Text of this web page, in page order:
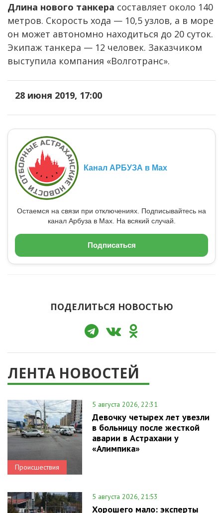
Длина нового танкера составляет около 140
метров. Скорость хода — 10,5 узлов, а в море
он может автономно находиться до 20 суток.
Экипаж танкера — 12 человек. Заказчиком
выступила компания «Волготранс».
28 июня 2019, 17:00
Канал АРБУЗА в Max
Остаемся на связи при отключениях. Подписывайтесь на
канал Арбуза в Max. На всякий случай.
Подписаться
ПОДЕЛИТЬСЯ НОВОСТЬЮ
ЛЕНТА НОВОСТЕЙ
Происшествия
5 августа 2026, 22:31
Девочку четырех лет увезли
в больницу после жесткой
аварии в Астрахани у
«Алимпика»
5 августа 2026, 21:53
Хорошего мало: эксперты